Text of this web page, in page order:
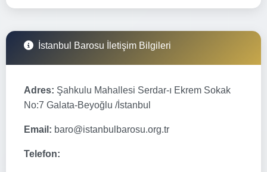
İstanbul Barosu İletişim Bilgileri
Adres: Şahkulu Mahallesi Serdar-ı Ekrem Sokak
No:7 Galata-Beyoğlu /İstanbul
Email: baro@istanbulbarosu.org.tr
Telefon: